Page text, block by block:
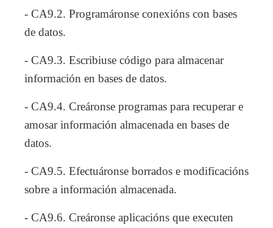
- CA9.2. Programáronse conexións con bases
de datos.
- CA9.3. Escribiuse código para almacenar
información en bases de datos.
- CA9.4. Creáronse programas para recuperar e
amosar información almacenada en bases de
datos.
- CA9.5. Efectuáronse borrados e modificacións
sobre a información almacenada.
- CA9.6. Creáronse aplicacións que executen